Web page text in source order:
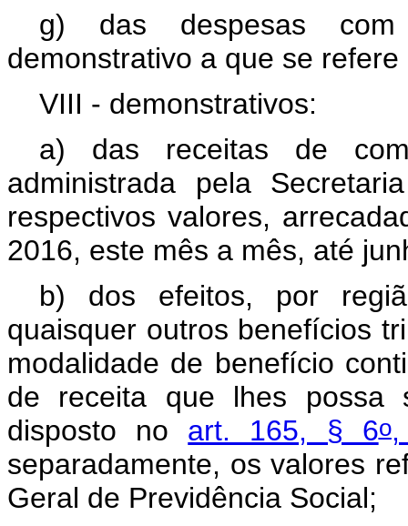
g) das despesas com
demonstrativo a que se
VIII - demonstrativos:
a) das receitas de
administrada pela
respectivos valores,
2016, este mês a mês, até
b) dos efeitos, por
quaisquer outros benefícios
modalidade de benefício
de receita que lhes possa
disposto no art. 165, § 6o,
separadamente, os valores
Geral de Previdência Social;